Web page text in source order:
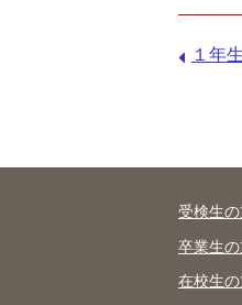
前 １年
受検生
卒業生
在校生